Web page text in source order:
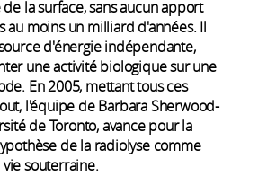
la surface, sans aucun apport
au moins un milliard d'années. Il
d'énergie indépendante,
une activité biologique sur une
En 2005, mettant tous ces
l'équipe de Barbara Sherwood-
de Toronto, avance pour la
de la radiolyse comme
souterraine.